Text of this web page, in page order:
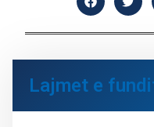
Lajmet e